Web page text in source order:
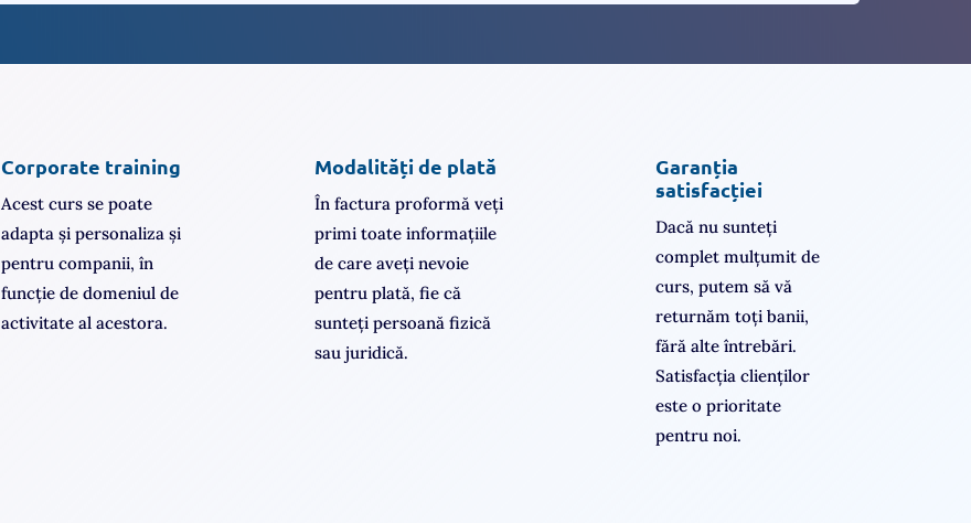
Corporate training
Acest curs se poate
adapta și personaliza și
pentru companii, în
funcție de domeniul de
activitate al acestora.
Modalități de plată
În factura proformă veți
primi toate informațiile
de care aveți nevoie
pentru plată, fie că
sunteți persoană fizică
sau juridică.
Garanția
satisfacției
Dacă nu sunteți
complet mulțumit de
curs, putem să vă
returnăm toți banii,
fără alte întrebări.
Satisfacția clienților
este o prioritate
pentru noi.